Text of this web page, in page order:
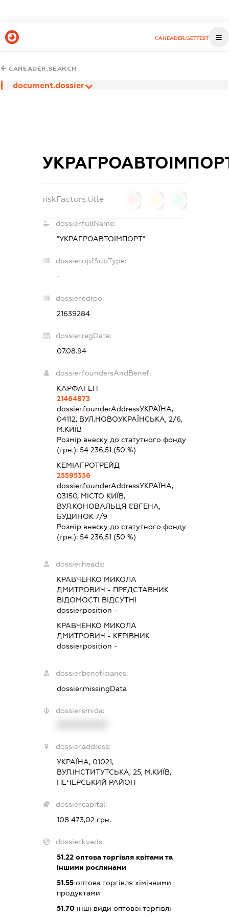
CAHEADER.GETTEST
CAHEADER.SEARCH
document.dossier
riskFactors.title
dossier.fullName:
"УКРАГРОАВТОІМПОРТ"
dossier.opfSubType:
-
dossier.edrpo:
21639284
dossier.regDate:
07.08.94
dossier.foundersAndBenef:
КАРФАГЕН
21464873
dossier.founderAddressУКРАЇНА,
04112, ВУЛ.НОВОУКРАЇНСЬКА, 2/6,
М.КИЇВ
Розмір внеску до статутного фонду
(грн.): 54 236,51 (50 %)
КЕМІАГРОТРЕЙД
25595336
dossier.founderAddressУКРАЇНА,
03150, МІСТО КИЇВ,
ВУЛ.КОНОВАЛЬЦЯ ЄВГЕНА,
БУДИНОК 7/9
Розмір внеску до статутного фонду
(грн.): 54 236,51 (50 %)
dossier.heads:
КРАВЧЕНКО МИКОЛА
ДМИТРОВИЧ - ПРЕДСТАВНИК
ВІДОМОСТІ ВІДСУТНІ
dossier.position -
КРАВЧЕНКО МИКОЛА
ДМИТРОВИЧ - КЕРІВНИК
dossier.position -
dossier.beneficiaries:
dossier.missingData
dossier.smida:
dossier.address:
УКРАЇНА, 01021,
ВУЛ.ІНСТИТУТСЬКА, 25, М.КИЇВ,
ПЕЧЕРСЬКИЙ РАЙОН
dossier.capital:
108 473,02 грн.
dossier.kveds:
51.22оптова торгівля квітами та
іншими рослинами
51.55оптова торгівля хімічними
продуктами
51.70інші види оптової торгівлі